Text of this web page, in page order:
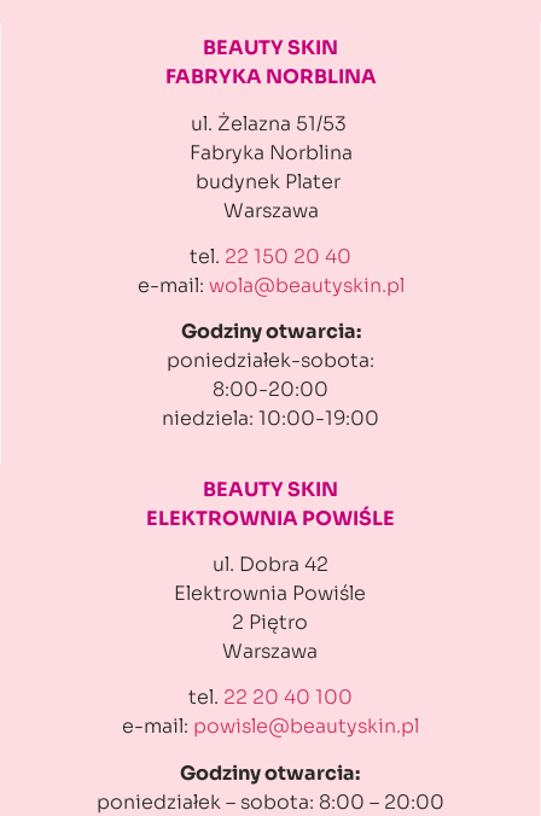
BEAUTY SKIN
FABRYKA NORBLINA
ul. Żelazna 51/53
Fabryka Norblina
budynek Plater
Warszawa
tel. 22 150 20 40
e-mail: wola@beautyskin.pl
Godziny otwarcia:
poniedziałek-sobota:
8:00-20:00
niedziela: 10:00-19:00
BEAUTY SKIN
ELEKTROWNIA POWIŚLE
ul. Dobra 42
Elektrownia Powiśle
2 Piętro
Warszawa
tel. 22 20 40 100
e-mail: powisle@beautyskin.pl
Godziny otwarcia:
poniedziałek – sobota: 8:00 – 20:00